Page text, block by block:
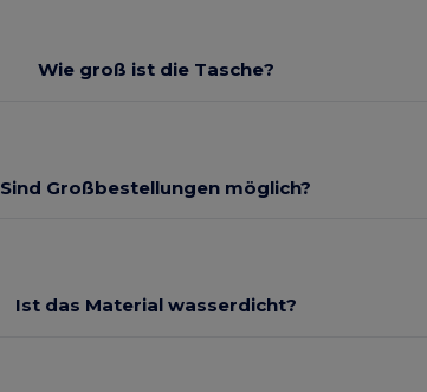
Wie groß ist die Tasche?
Sind Großbestellungen möglich?
Ist das Material wasserdicht?